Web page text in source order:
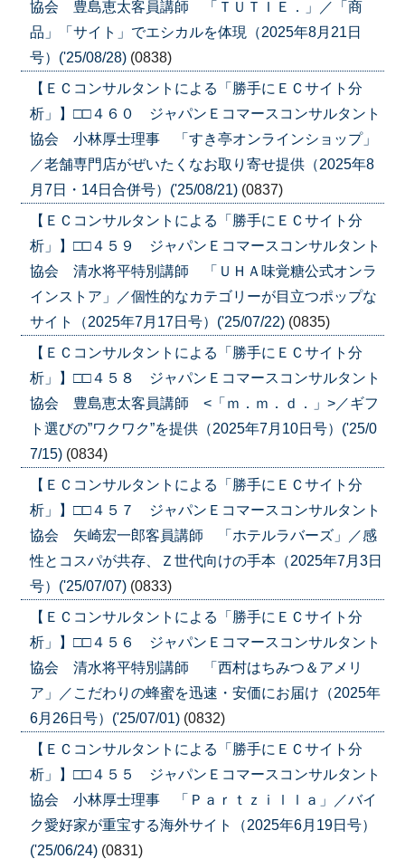
協会 豊島恵太客員講師 「ＴＵＴＩＥ．」／「商
品」「サイト」でエシカルを体現（2025年8月21日
号）('25/08/28) (0838)
【ＥＣコンサルタントによる「勝手にＥＣサイト分
析」】□□４６０ ジャパンＥコマースコンサルタント
協会 小林厚士理事 「すき亭オンラインショップ」
／老舗専門店がぜいたくなお取り寄せ提供（2025年8
月7日・14日合併号）('25/08/21) (0837)
【ＥＣコンサルタントによる「勝手にＥＣサイト分
析」】□□４５９ ジャパンＥコマースコンサルタント
協会 清水将平特別講師 「ＵＨＡ味覚糖公式オンラ
インストア」／個性的なカテゴリーが目立つポップな
サイト（2025年7月17日号）('25/07/22) (0835)
【ＥＣコンサルタントによる「勝手にＥＣサイト分
析」】□□４５８ ジャパンＥコマースコンサルタント
協会 豊島恵太客員講師 <「ｍ．ｍ．ｄ．」>／ギフ
ト選びの”ワクワク”を提供（2025年7月10日号）('25/0
7/15) (0834)
【ＥＣコンサルタントによる「勝手にＥＣサイト分
析」】□□４５７ ジャパンＥコマースコンサルタント
協会 矢崎宏一郎客員講師 「ホテルラバーズ」／感
性とコスパが共存、Ｚ世代向けの手本（2025年7月3日
号）('25/07/07) (0833)
【ＥＣコンサルタントによる「勝手にＥＣサイト分
析」】□□４５６ ジャパンＥコマースコンサルタント
協会 清水将平特別講師 「西村はちみつ＆アメリ
ア」／こだわりの蜂蜜を迅速・安価にお届け（2025年
6月26日号）('25/07/01) (0832)
【ＥＣコンサルタントによる「勝手にＥＣサイト分
析」】□□４５５ ジャパンＥコマースコンサルタント
協会 小林厚士理事 「Ｐａｒｔｚｉｌｌａ」／バイ
ク愛好家が重宝する海外サイト（2025年6月19日号）
('25/06/24) (0831)